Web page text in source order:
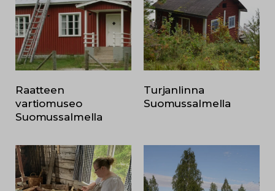
Raatteen
vartiomuseo
Suomussalmella
Turjanlinna
Suomussalmella